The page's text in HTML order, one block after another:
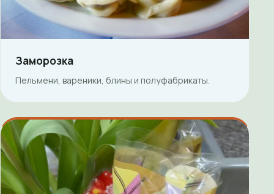
Заморозка
Пельмени, вареники, блины и полуфабрикаты.